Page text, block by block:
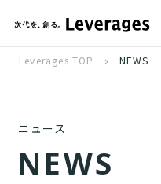
Leverages TOP NEWS
ニュース
NEWS